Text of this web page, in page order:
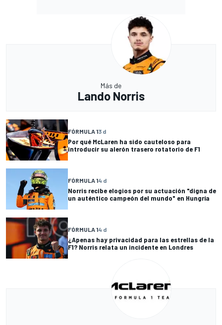
Más de
Lando Norris
FÓRMULA 13 d
Por qué McLaren ha sido cauteloso para
introducir su alerón trasero rotatorio de F1
FÓRMULA 14 d
Norris recibe elogios por su actuación "digna de
un auténtico campeón del mundo" en Hungría
FÓRMULA 14 d
¿Apenas hay privacidad para las estrellas de la
F1? Norris relata un incidente en Londres